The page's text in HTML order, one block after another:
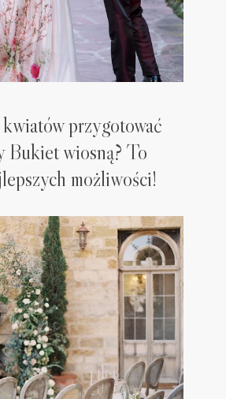
przygotować
Bukiet wiosną? To
możliwości!